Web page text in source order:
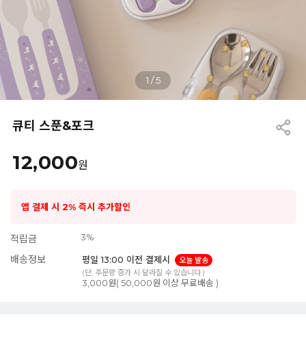
1 /5
큐티 스푼&포크
12,000원
앱 결제 시 2% 즉시 추가할인
적립금 3%
배송정보 평일 13:00 이전 결제시
오늘 발송
(단, 주문량 증가 시 달라질 수 있습니다.)
3,000원( 50,000원 이상 무료배송 )